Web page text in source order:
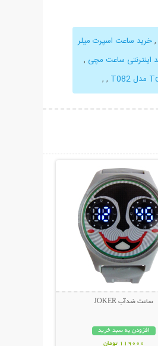
,خرید ساعت اسپرت میلر
اینترنتی ساعت مچی ,
,
,
ساعت ضدآب JOKER
افزودن به سبد خرید
119000 تومان